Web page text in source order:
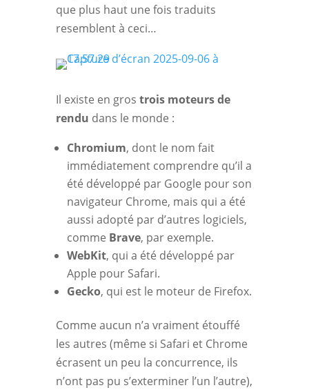
que plus haut une fois traduits
resemblent à ceci…
Il existe en gros trois moteurs de
rendu dans le monde :
Chromium, dont le nom fait
immédiatement comprendre qu’il a
été développé par Google pour son
navigateur Chrome, mais qui a été
aussi adopté par d’autres logiciels,
comme Brave, par exemple.
WebKit, qui a été développé par
Apple pour Safari.
Gecko, qui est le moteur de Firefox.
Comme aucun n’a vraiment étouffé
les autres (même si Safari et Chrome
écrasent un peu la concurrence, ils
n’ont pas pu s’exterminer l’un l’autre),